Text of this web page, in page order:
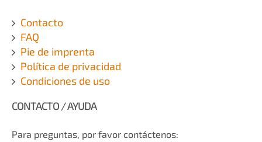
Contacto
FAQ
Pie de imprenta
Política de privacidad
Condiciones de uso
CONTACTO / AYUDA
Para preguntas, por favor contáctenos: